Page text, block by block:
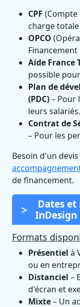
CPF (Compte
charge
OPCO
Aide France
possible
Plan de
(PDC)– Pour
leurs salariés.
Contrat de
– Pour les
Besoin d'un devis
de financement.
Dates
Formats
Présentiel à
ou en
Distanciel –
d'écran et
Mixte– Un